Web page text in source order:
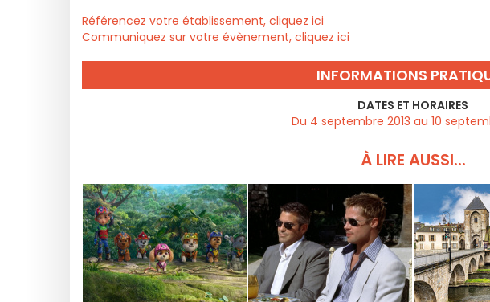
Référencez votre établissement, cliquez ici
Communiquez sur votre évènement, cliquez ici
INFORMATIONS
DATES ET HORAIRES
Du 4 septembre 2013 au 10
À LIRE AUSSI...